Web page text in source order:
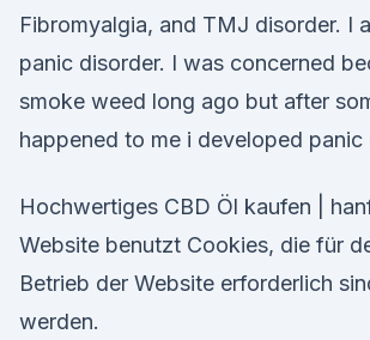
Fibromyalgia, and TMJ disorder. I
panic disorder. I was concerned
smoke weed long ago but after
happened to me i developed panic
Hochwertiges CBD Öl kaufen |
Website benutzt Cookies, die für
Betrieb der Website erforderlich
werden.